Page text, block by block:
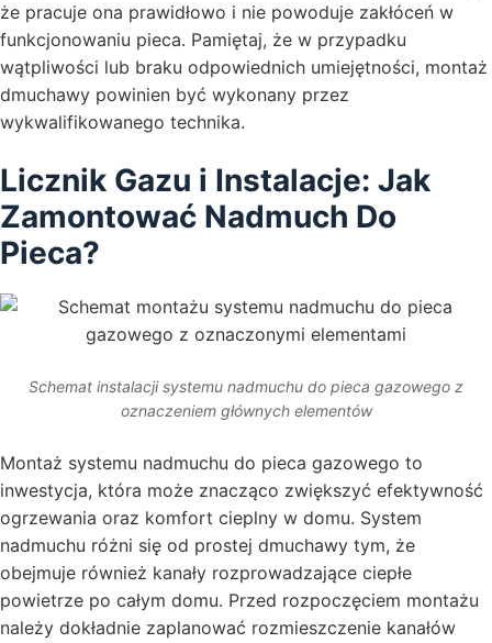
że pracuje ona prawidłowo i nie powoduje zakłóceń w
funkcjonowaniu pieca. Pamiętaj, że w przypadku
wątpliwości lub braku odpowiednich umiejętności, montaż
dmuchawy powinien być wykonany przez
wykwalifikowanego technika.
Licznik Gazu i Instalacje: Jak
Zamontować Nadmuch Do
Pieca?
Schemat instalacji systemu nadmuchu do pieca gazowego z
oznaczeniem głównych elementów
Montaż systemu nadmuchu do pieca gazowego to
inwestycja, która może znacząco zwiększyć efektywność
ogrzewania oraz komfort cieplny w domu. System
nadmuchu różni się od prostej dmuchawy tym, że
obejmuje również kanały rozprowadzające ciepłe
powietrze po całym domu. Przed rozpoczęciem montażu
należy dokładnie zaplanować rozmieszczenie kanałów